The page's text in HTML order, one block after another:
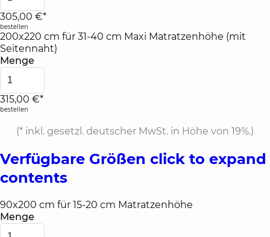
305,00 €*
bestellen
200x220 cm für 31-40 cm Maxi Matratzenhöhe (mit
Seitennaht)
Menge
315,00 €*
bestellen
(* inkl. gesetzl. deutscher MwSt. in Höhe von 19%.)
Verfügbare Größen click to expand
contents
90x200 cm für 15-20 cm Matratzenhöhe
Menge